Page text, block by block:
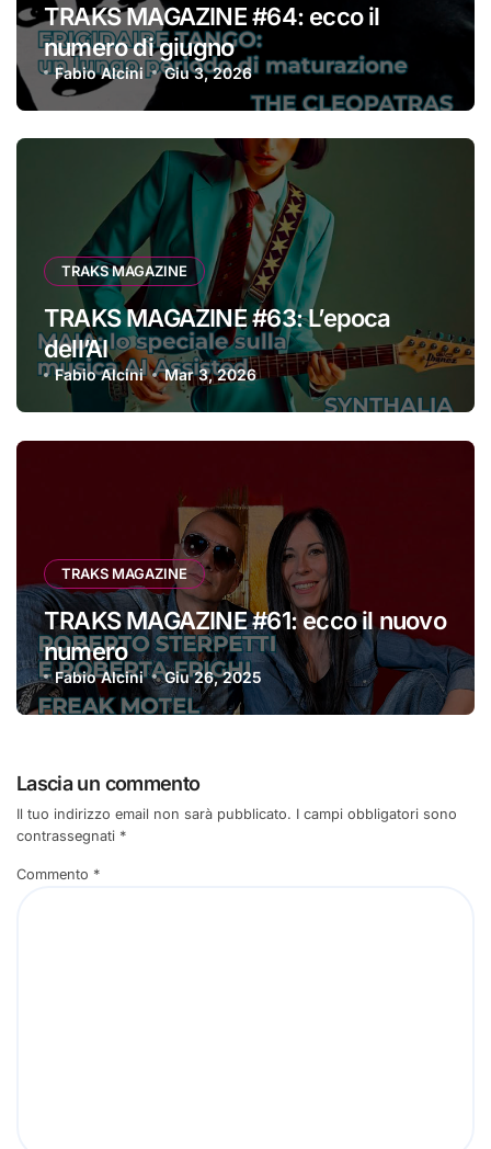
TRAKS MAGAZINE #64: ecco il
numero di giugno
Fabio Alcini Giu 3, 2026
TRAKS MAGAZINE
TRAKS MAGAZINE #63: L’epoca
dell’AI
Fabio Alcini Mar 3, 2026
TRAKS MAGAZINE
TRAKS MAGAZINE #61: ecco il nuovo
numero
Fabio Alcini Giu 26, 2025
Lascia un commento
Il tuo indirizzo email non sarà pubblicato. I campi obbligatori sono
contrassegnati *
Commento *